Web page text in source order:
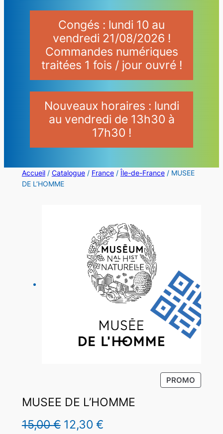
Congés : lundi 10 au
vendredi 21/08/2026 !
Commandes numériques
traitées 1 fois / jour ouvré !
Nouveaux horaires : lundi
au vendredi de 13h30 à
17h30 !
Accueil/ Catalogue/ France/ Île-de-France/ MUSEE
DE L’HOMME
PROMO
R
MUSEE DE L’HOMME
15,00€ L
12,30 €L